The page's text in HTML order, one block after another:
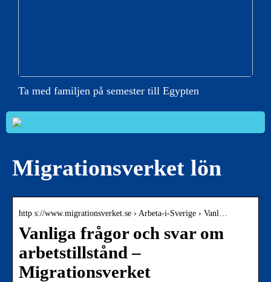
Ta med familjen på semester till Egypten
Migrationsverket lön
http s://www.migrationsverket.se › Arbeta-i-Sverige › Vanl…
Vanliga frågor och svar om
arbetstillstånd –
Migrationsverket